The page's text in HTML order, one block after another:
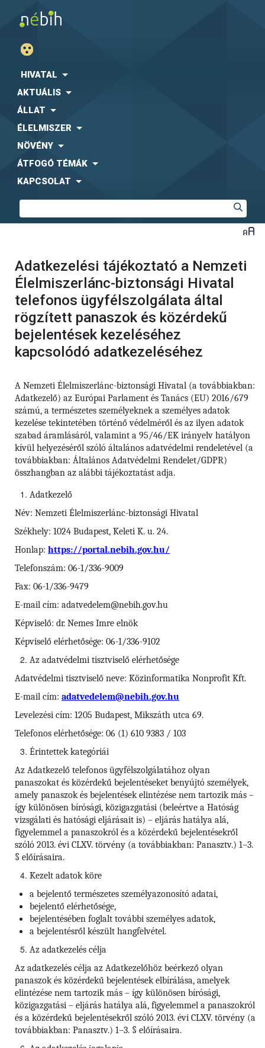
HIVATAL
AKTUÁLIS
ÁLLAT
ÉLELMISZER
NÖVÉNY
ÁTFOGÓ TÉMÁK
KAPCSOLAT
Adatkezelési tájékoztató a Nemzeti
Élelmiszerlánc-biztonsági Hivatal
telefonos ügyfélszolgálata által
rögzített panaszok és közérdekű
bejelentések kezeléséhez
kapcsolódó adatkezeléséhez
A Nemzeti Élelmiszerlánc-biztonsági Hivatal (a továbbiakban:
Adatkezelő) az Európai Parlament és Tanács (EU) 2016/679
számú, a természetes személyeknek a személyes adatok
kezelése tekintetében történő védelméről és az ilyen adatok
szabad áramlásáról, valamint a 95/46/EK irányelv hatályon
kívül helyezéséről szóló általános adatvédelmi rendeletével (a
továbbiakban: Általános Adatvédelmi Rendelet/GDPR)
összhangban az alábbi tájékoztatást adja.
Adatkezelő
Név: Nemzeti Élelmiszerlánc-biztonsági Hivatal
Székhely: 1024 Budapest, Keleti K. u. 24.
Honlap: https://portal.nebih.gov.hu/
Telefonszám: 06-1/336-9009
Fax: 06-1/336-9479
E-mail cím: adatvedelem@nebih.gov.hu
Képviselő: dr. Nemes Imre elnök
Képviselő elérhetősége: 06-1/336-9102
Az adatvédelmi tisztviselő elérhetősége
Adatvédelmi tisztviselő neve: Közinformatika Nonprofit Kft.
E-mail cím: adatvedelem@nebih.gov.hu
Levelezési cím: 1205 Budapest, Mikszáth utca 69.
Telefonos elérhetősége: 06 (1) 610 9383 / 103
Érintettek kategóriái
Az Adatkezelő telefonos ügyfélszolgálatához olyan
panaszokat és közérdekű bejelentéseket benyújtó személyek,
amely panaszok és bejelentések elintézése nem tartozik más –
így különösen bírósági, közigazgatási (beleértve a Hatóság
vizsgálati és hatósági eljárásait is) – eljárás hatálya alá,
figyelemmel a panaszokról és a közérdekű bejelentésekről
szóló 2013. évi CLXV. törvény (a továbbiakban: Panasztv.) 1–3.
§ előírásaira.
Kezelt adatok köre
a bejelentő természetes személyazonosító adatai,
bejelentő elérhetősége,
bejelentésében foglalt további személyes adatok,
a bejelentésről készült hangfelvétel.
Az adatkezelés célja
Az adatkezelés célja az Adatkezelőhöz beérkező olyan
panaszok és közérdekű bejelentések elbírálása, amelyek
elintézése nem tartozik más – így különösen bírósági,
közigazgatási – eljárás hatálya alá, figyelemmel a panaszokról
és a közérdekű bejelentésekről szóló 2013. évi CLXV. törvény (a
továbbiakban: Panasztv.) 1–3. § előírásaira.